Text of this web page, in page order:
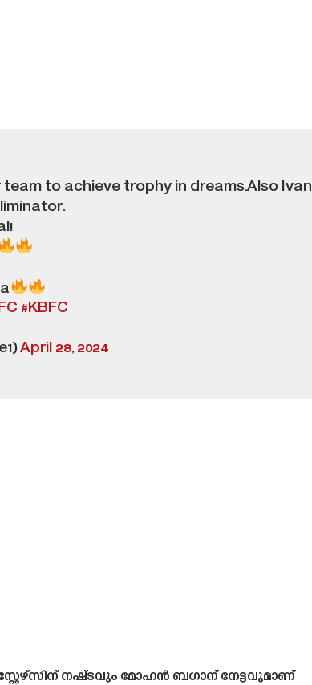
to achieve trophy in dreams.Also Ivan
#KBFC
April 28, 2024
നഷ്‌ടവും മോഹൻ ബഗാന് നേട്ടവുമാണ്